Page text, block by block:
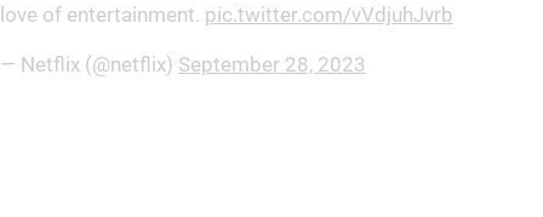
love of entertainment. pic.twitter.com/vVdjuhJvrb
— Netflix (@netflix) September 28, 2023